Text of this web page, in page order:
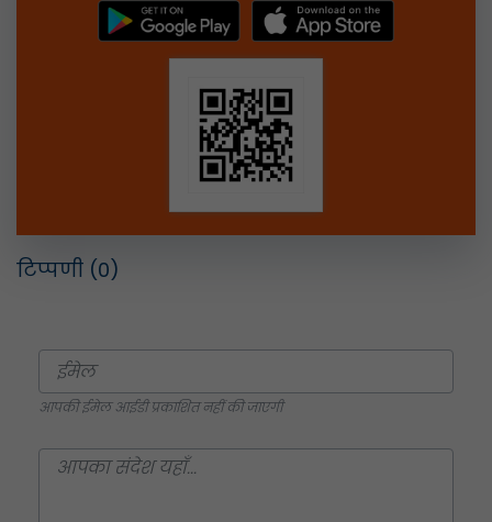
टिप्पणी (0)
आपकी ईमेल आईडी प्रकाशित नहीं की जाएगी